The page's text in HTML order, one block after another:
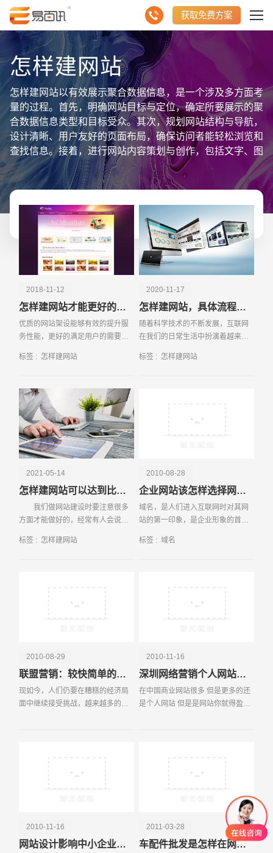
获取免费方案
怎样建网站
怎样建网站以有效展示聚合数据信息，是一个涉及多方面考
量的过程。首先，明确网站目标与定位，确定所要展示的聚
合数据信息类型和目标受众。其次，规划网站结构与导航，
设计清晰、用户友好的页面布局，确保访问者能轻松浏览和
查找信息。接着，进行网站内容策划与创作，包括文字、图
片、视频等多媒体元素，以丰富、有吸引力的方式展示聚合
数据。同时，注重网站设计与视觉呈现，选择符合品牌形象
和用户体验的设计风格。在技术实现上，选择合适的建站平
台或自主开发，确保网站功能完善、性能稳定。最后，进行
网站测试、上线与推广，持续优化网站内容与用户体验，以
吸引并保持访问者的兴趣与互动。通过这一系列步骤，可以
构建一个有效展示聚合数据信息的网站。
2018-11-12
怎样建网站才能更好的满足用户需求
优质的网站架设能够有效的提升服
务性能，更好的满足用户的需要，
响力，但是要想有效地提升网站架
呢？还是听一听专业人
标签 : 怎样建网站
2020-11-17
怎样建网站，具体流程有哪些
随着科学技术的不断发展，互联网
在我们的日常生活中扮演着越来越
一个网民每天都会做的一件事。作
标签 : 怎样建网站
2021-05-14
怎样建网站可以达到比较好的效果
我们做网站建设时要注意很多
方面才能做好的，经常有人会说我
网站却可以创造很好的效益？事实
标签 : 怎样建网站
2010-08-28
企业网站该怎样选择网站域名？
域名，是人们进入互联网时对其网
站的第一印象，是企业形象的首要
的。如果企业的域名能做到简洁明
标签 : 域名
2010-08-29
联盟营销：较快简单的网络赚钱方法
现如今，人们仍要在糟糕的经济局
面中继续接受挑战，越来越多的人
2010-11-16
深圳网络营销个人网站如何商业化运营
在中国商业网站很多 但是更多的还
是个人网站 但是是网站你就得盈
2010-11-16
网站设计影响中小企业网站信任度的因素
2011-03-28
车配件批发是怎样在网络运营中赢得霸主